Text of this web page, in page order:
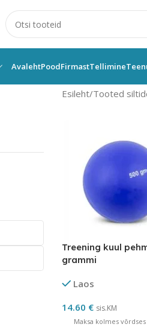
AvalehtPoodFirmastTellimine
Esileht Tooted
Treening kuul
grammi
Laos
14.60 € sis.KM
Maksa kolmes võrdses